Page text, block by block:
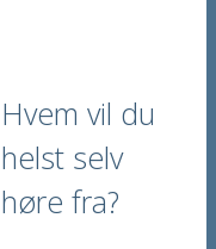
Hvem vil du
helst selv
høre fra?